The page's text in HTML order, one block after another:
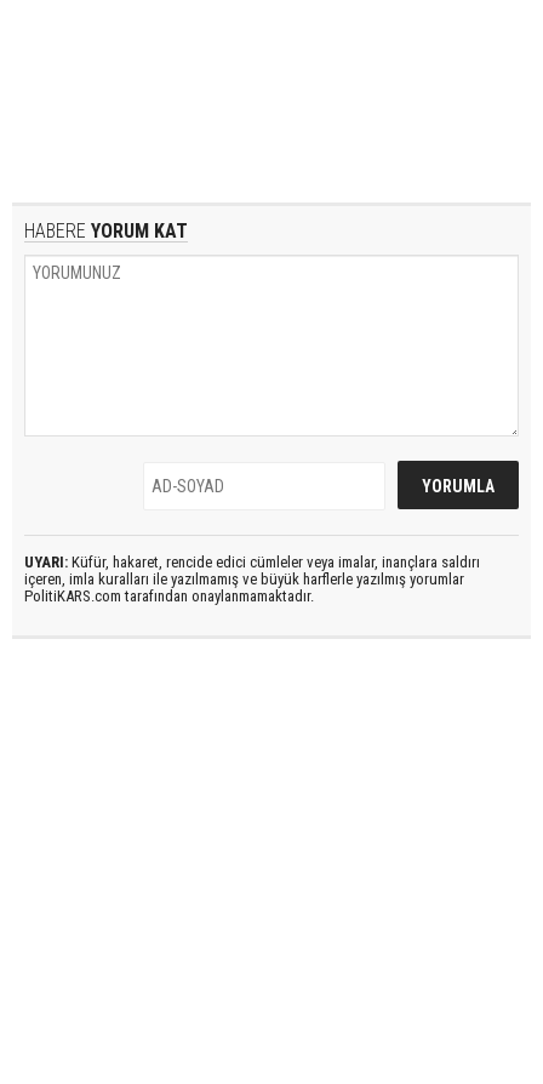
HABERE YORUM KAT
UYARI: Küfür, hakaret, rencide edici cümleler veya imalar, inançlara saldırı
içeren, imla kuralları ile yazılmamış ve büyük harflerle yazılmış yorumlar
PolitiKARS.com tarafından onaylanmamaktadır.